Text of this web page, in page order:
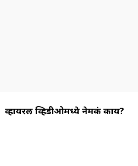
व्हायरल व्हिडीओमध्ये नेमकं काय?